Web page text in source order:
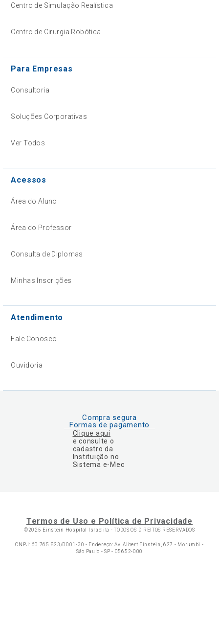
Centro de Simulação Realística
Centro de Cirurgia Robótica
Para Empresas
Consultoria
Soluções Corporativas
Ver Todos
Acessos
Área do Aluno
Área do Professor
Consulta de Diplomas
Minhas Inscrições
Atendimento
Fale Conosco
Ouvidoria
Compra segura
Formas de pagamento
Clique aqui
e consulte o
cadastro da
Instituição no
Sistema e-Mec
Termos de Uso e Política de Privacidade
©2025 Einstein Hospital Israelita -TODOS OS DIREITOS RESERVADOS
CNPJ: 60.765.823/0001-30 - Endereço: Av. Albert Einstein, 627 - Morumbi -
São Paulo - SP - 05652-000